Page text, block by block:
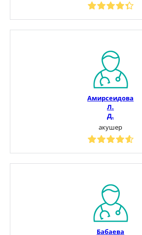
Амирсеидова
Л.
Д.
акушер
Бабаева